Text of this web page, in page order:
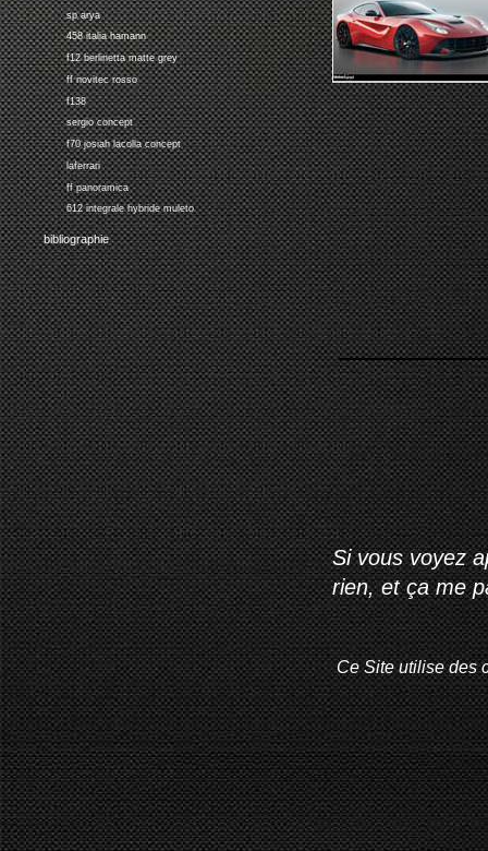
sp arya
458 italia hamann
f12 berlinetta matte grey
ff novitec rosso
f138
sergio concept
f70 josiah lacolla concept
laferrari
ff panoramica
612 integrale hybride muleto
bibliographie
Si vous voyez
rien, et ça me
Ce Site utilise des